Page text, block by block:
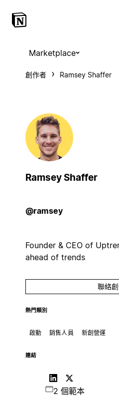
Marketplace
創作者 Ramsey Shaffer
Ramsey Shaffer
@ramsey
Founder & CEO of
ahead of trends
聯絡
熱門類別
啟動 銷售人員 新創營運
連結
2 個範本